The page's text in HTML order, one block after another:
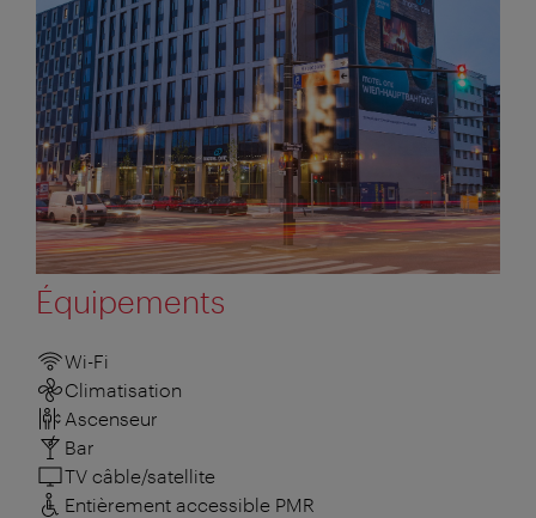
Équipements
Wi-Fi
Climatisation
Ascenseur
Bar
TV câble/satellite
Entièrement accessible PMR